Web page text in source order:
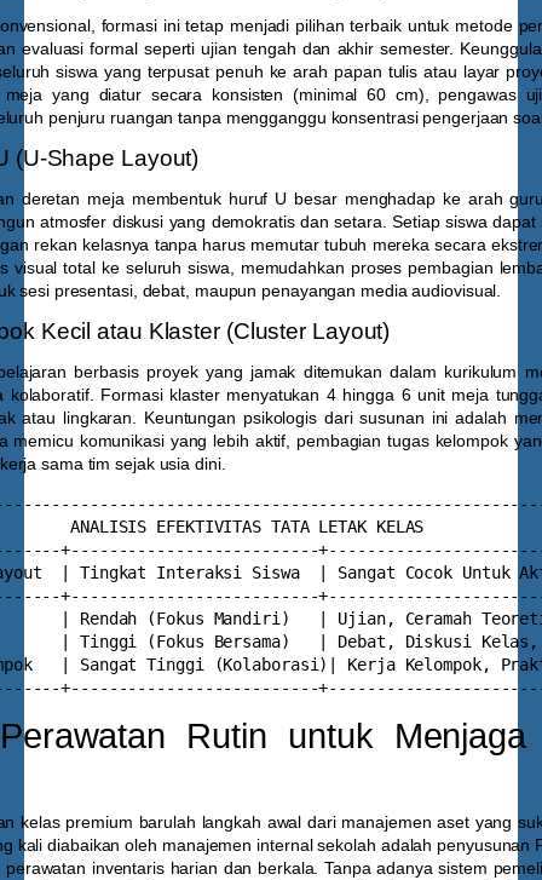
formasi ini tetap menjadi pilihan terbaik untuk metode
evaluasi formal seperti ujian tengah dan akhir semester.
siswa yang terpusat penuh ke arah papan tulis atau layar
yang diatur secara konsisten (minimal 60 cm), pengawas
penjuru ruangan tanpa mengganggu konsentrasi pengerjaan
(U-Shape Layout)
deretan meja membentuk huruf U besar menghadap ke arah
atmosfer diskusi yang demokratis dan setara. Setiap siswa
rekan kelasnya tanpa harus memutar tubuh mereka secara
visual total ke seluruh siswa, memudahkan proses pembagian
sesi presentasi, debat, maupun penayangan media audiovisual.
Kecil atau Klaster (Cluster Layout)
berbasis proyek yang jamak ditemukan dalam kurikulum
kolaboratif. Formasi klaster menyatukan 4 hingga 6 unit meja
atau lingkaran. Keuntungan psikologis dari susunan ini adalah
memicu komunikasi yang lebih aktif, pembagian tugas kelompok
sama tim sejak usia dini.
EFEKTIVITAS TATA LETAK KELAS
+--------------------------
| Tingkat Interaksi Siswa  | Sangat Cocok Untuk
+--------------------------
| Rendah (Fokus Mandiri)   | Ujian, Ceramah
| Tinggi (Fokus Bersama)   | Debat, Diskusi Kelas,
| Sangat Tinggi (Kolaborasi)| Kerja Kelompok,
Rutin untuk
kelas premium barulah langkah awal dari manajemen aset yang
kali diabaikan oleh manajemen internal sekolah adalah penyusunan
inventaris harian dan berkala. Tanpa adanya sistem